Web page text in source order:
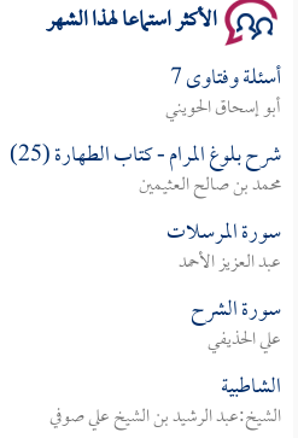
الأكثر استماعا لهذا الشهر
أسئلة وفتاوى 7
أبو إسحاق الحويني
شرح بلوغ المرام - كتاب الطهارة (25)
محمد بن صالح العثيمين
سورة المرسلات
عبد العزيز الأحمد
سورة الشرح
علي الحذيفي
الشاطبية
الشيخ:عبد الرشيد بن الشيخ علي صوفي